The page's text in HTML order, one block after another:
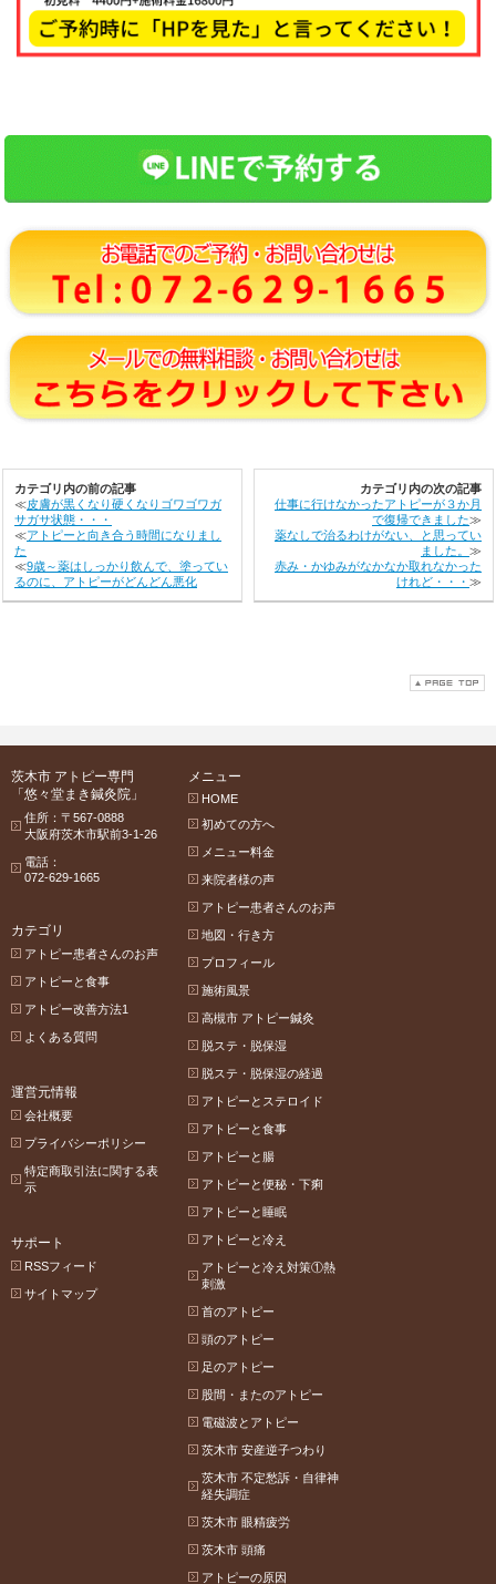
カテゴリ内の前の記事
≪皮膚が黒くなり硬くなりゴワゴワガ
サガサ状態・・・
≪アトピーと向き合う時間になりまし
た
≪9歳～薬はしっかり飲んで、塗ってい
るのに、アトピーがどんどん悪化
カテゴリ内の次の記事
仕事に行けなかったアトピーが３か月
で復帰できました≫
薬なしで治るわけがない、と思ってい
ました。 ≫
赤み・かゆみがなかなか取れなかった
けれど・・・ ≫
茨木市 アトピー専門
「悠々堂まき鍼灸院」
住所：〒567-0888
大阪府茨木市駅前3-1-26
電話：
072-629-1665
メニュー
HOME
初めての方へ
メニュー料金
来院者様の声
アトピー患者さんのお声
地図・行き方
プロフィール
施術風景
高槻市 アトピー鍼灸
脱ステ・脱保湿
脱ステ・脱保湿の経過
アトピーとステロイド
アトピーと食事
アトピーと腸
アトピーと便秘・下痢
アトピーと睡眠
アトピーと冷え
アトピーと冷え対策①熱
刺激
首のアトピー
頭のアトピー
足のアトピー
股間・またのアトピー
電磁波とアトピー
茨木市 安産逆子つわり
茨木市 不定愁訴・自律神
経失調症
茨木市 眼精疲労
茨木市 頭痛
アトピーの原因
カテゴリ
アトピー患者さんのお声
アトピーと食事
アトピー改善方法1
よくある質問
運営元情報
会社概要
プライバシーポリシー
特定商取引法に関する表
示
サポート
RSSフィード
サイトマップ